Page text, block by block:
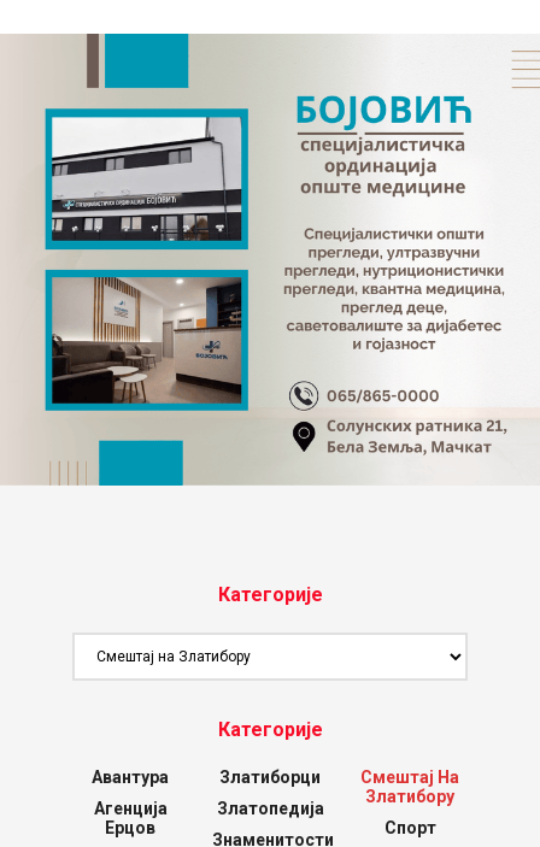
Категорије
Категорије
Авантура
Агенција
Ерцов
Златиборци
Златопедија
Знаменитости
Смештај На
Златибору
Спорт